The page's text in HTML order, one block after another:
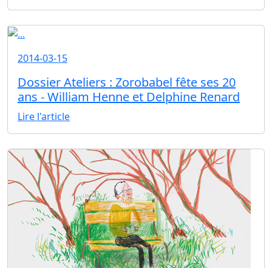
2014-03-15
Dossier Ateliers : Zorobabel fête ses 20
ans - William Henne et Delphine Renard
Lire l'article